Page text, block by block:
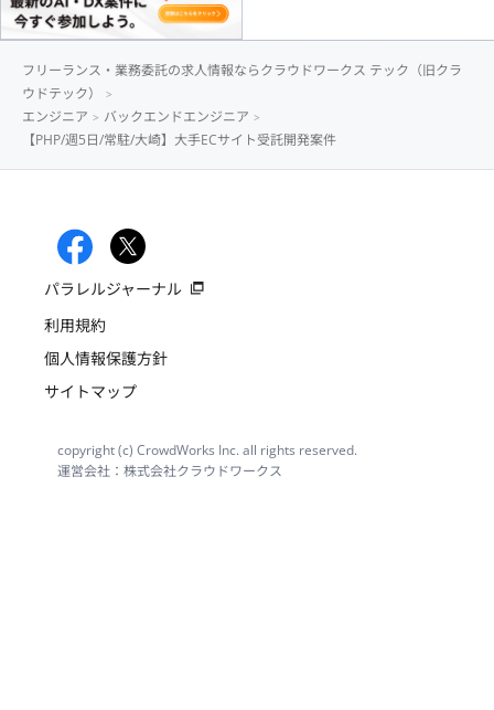
フリーランス・業務委託の求人情報ならクラウドワークス テック（旧クラ
ウドテック）
エンジニア
バックエンドエンジニア
【PHP/週5日/常駐/大崎】大手ECサイト受託開発案件
パラレルジャーナル
利用規約
個人情報保護方針
サイトマップ
copyright (c) CrowdWorks Inc. all rights reserved.
運営会社：株式会社クラウドワークス